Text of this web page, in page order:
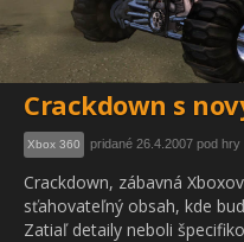
Crackdown s
Xbox 360 pridané 26.4.2007 pod hry
Crackdown, zábavná
sťahovateľný obsah, kde
Zatiaľ detaily neboli